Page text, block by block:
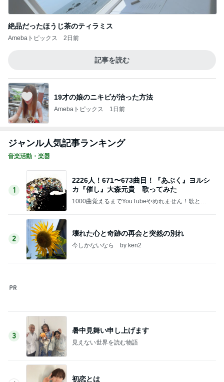
壊れた心と奇跡の再会と突然の別れ
今しかないなら by ken2
3
暑中見舞い申し上げます
見えない世界を読む物語
4
初恋とは
無事に入院しました
このジャンルの記事をもっと見る
子供に対する姿勢に心奪われた男
Amebaトピックス 1日前
夫に内緒で着けた初めてのジュエリー